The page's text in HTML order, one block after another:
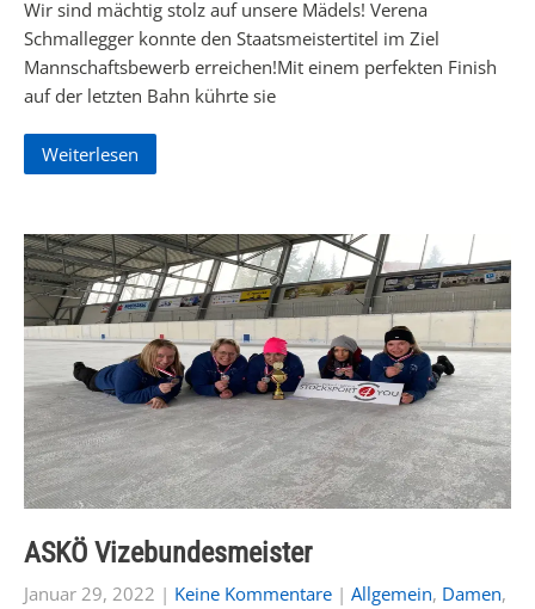
Wir sind mächtig stolz auf unsere Mädels! Verena
Schmallegger konnte den Staatsmeistertitel im Ziel
Mannschaftsbewerb erreichen!Mit einem perfekten Finish
auf der letzten Bahn kührte sie
Weiterlesen
ASKÖ Vizebundesmeister
Januar 29, 2022 | Keine Kommentare | Allgemein, Damen,